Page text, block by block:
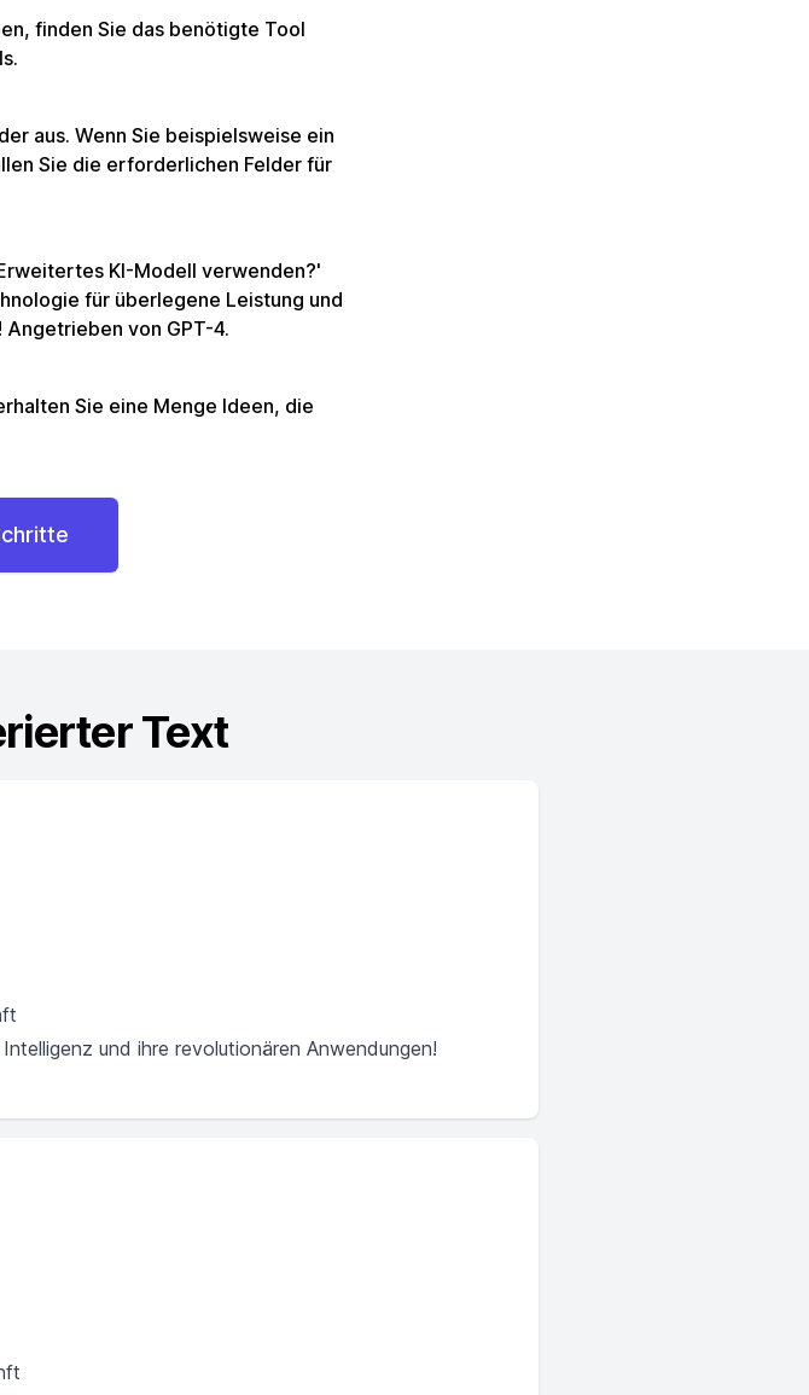
finden Sie das benötigte Tool
aus. Wenn Sie beispielsweise ein
Sie die erforderlichen Felder für
KI-Modell verwenden?'
für überlegene Leistung und
von GPT-4.
Sie eine Menge Ideen, die
Text
und ihre revolutionären Anwendungen!